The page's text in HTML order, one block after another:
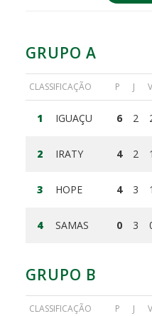
GRUPO A
CLASSIFICAÇÃO P J V
1 IGUAÇU 6 2
2 IRATY 4 2 1
3 HOPE 4 3 1
4 SAMAS 0 3
GRUPO B
CLASSIFICAÇÃO P J V